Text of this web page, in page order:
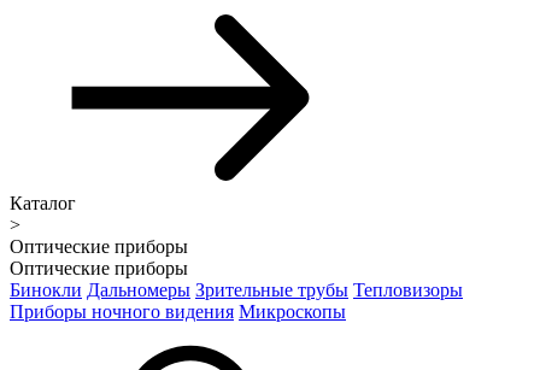
Каталог
>
Оптические приборы
Оптические приборы
Бинокли Дальномеры Зрительные трубы Тепловизоры
Приборы ночного видения Микроскопы